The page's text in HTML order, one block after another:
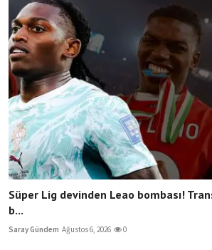
Süper Lig devinden Leao bombası!
b...
Saray Gündem Ağustos 6, 2026 0